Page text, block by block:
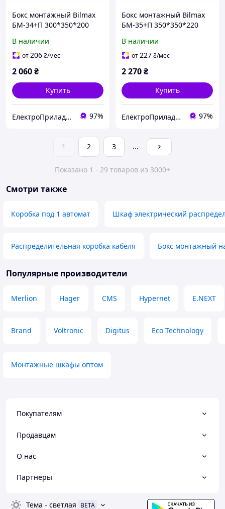
Бокс монтажный Bilmax
БМ-34+П 300*350*200
монтажной панелью
(металлический шкаф)
В наличии
от206₴/мес
2 060₴
Купить
ЕлектроПриладТехСервіс 97%
Бокс монтажный Bilmax
БМ-35+П 350*350*220
монтажной панелью
(металлический шкаф)
В наличии
от227₴/мес
2 270₴
Купить
ЕлектроПриладТехСервіс 97%
1 2 3 ...
Показано 1 - 29 товаров из 3000+
Смотри также
Коробка под 1 автомат Шкаф электрический
Распределительная коробка кабеля Бокс монтажный
Популярные производители
Merlion Hager CMS Hypernet E.NEXT
Brand Voltronic Digitus Eco Technology
Монтажные шкафы оптом
Покупателям
Продавцам
О нас
Партнеры
Тема - светлая BETA